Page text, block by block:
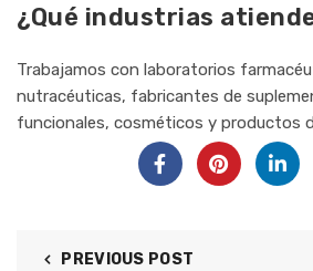
¿Qué industrias
Trabajamos con laboratorios
nutracéuticas, fabricantes de
funcionales, cosméticos y productos
PREVIOUS POST